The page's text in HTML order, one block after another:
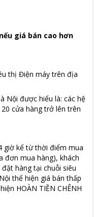
giá bán cao hơn
thị Điện máy trên địa
Nội được hiểu là: các hệ
cửa hàng trở lên trên
giờ kể từ thời điểm mua
đơn mua hàng), khách
hàng tại chuỗi siêu
thể hiện giá bán thấp
HOÀN TIỀN CHÊNH